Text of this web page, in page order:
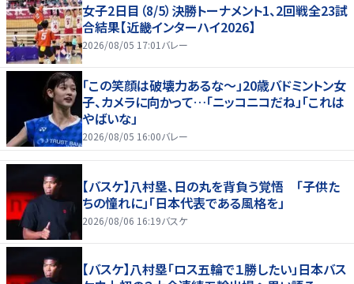
女子2日目（8/5）決勝トーナメント1、2回戦全23試
合結果【近畿インターハイ2026】
2026/08/05 17:01 バレー
「この笑顔は破壊力あるな〜」20歳バドミントン女
子、カメラに向かって…「ニッコニコだね」「これは
やばいな」
2026/08/05 16:00バレー
【バスケ】八村塁、日の丸を背負う覚悟 「子供た
ちの憧れに」「日本代表である風格を」
2026/08/06 16:19バスケ
【バスケ】八村塁「ロス五輪で１勝したい」日本バス